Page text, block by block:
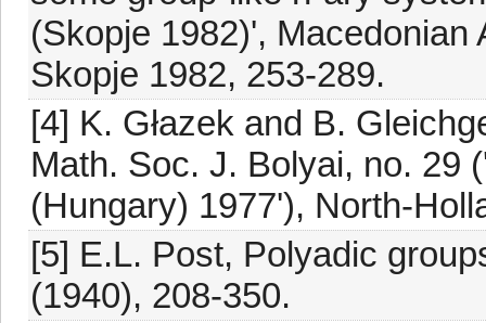
(Skopje 1982)',
Skopje 1982, 253-289.
[4] K. Głazek and B.
Math. Soc. J. Bolyai, no. 29
(Hungary) 1977'), North-
[5] E.L. Post, Polyadic
(1940), 208-350.